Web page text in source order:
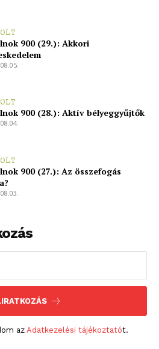
900 (29.): Akkori
900 (28.): Aktív bélyeggyűjtők
900 (27.): Az összefogás
az Adatkezelési tájékoztatót.